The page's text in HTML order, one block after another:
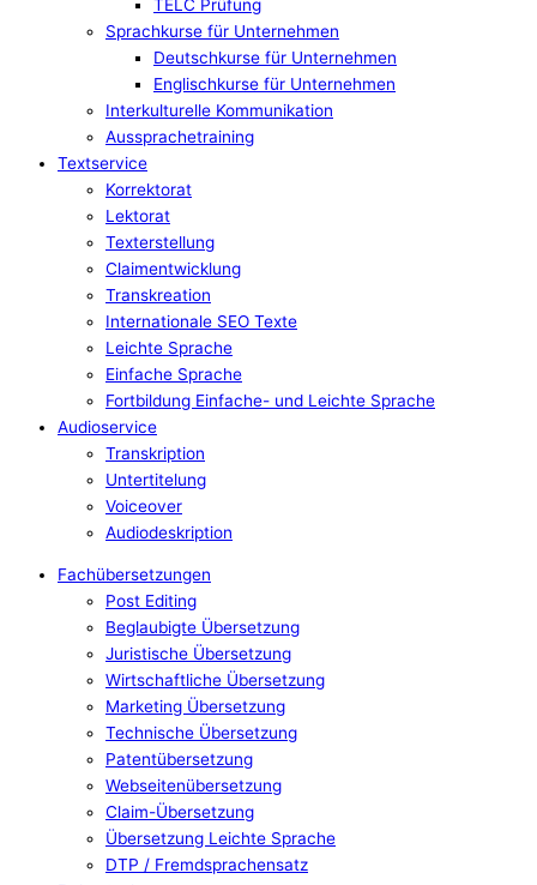
TELC Prüfung
Sprachkurse für Unternehmen
Deutschkurse für Unternehmen
Englischkurse für Unternehmen
Interkulturelle Kommunikation
Aussprachetraining
Textservice
Korrektorat
Lektorat
Texterstellung
Claimentwicklung
Transkreation
Internationale SEO Texte
Leichte Sprache
Einfache Sprache
Fortbildung Einfache- und Leichte Sprache
Audioservice
Transkription
Untertitelung
Voiceover
Audiodeskription
Fachübersetzungen
Post Editing
Beglaubigte Übersetzung
Juristische Übersetzung
Wirtschaftliche Übersetzung
Marketing Übersetzung
Technische Übersetzung
Patentübersetzung
Webseitenübersetzung
Claim-Übersetzung
Übersetzung Leichte Sprache
DTP / Fremdsprachensatz